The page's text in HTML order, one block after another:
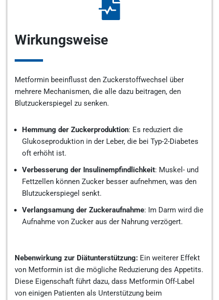
Wirkungsweise
Metformin beeinflusst den Zuckerstoffwechsel über
mehrere Mechanismen, die alle dazu beitragen, den
Blutzuckerspiegel zu senken.
Hemmung der Zuckerproduktion: Es reduziert die
Glukoseproduktion in der Leber, die bei Typ-2-Diabetes
oft erhöht ist.
Verbesserung der Insulinempfindlichkeit: Muskel- und
Fettzellen können Zucker besser aufnehmen, was den
Blutzuckerspiegel senkt.
Verlangsamung der Zuckeraufnahme: Im Darm wird die
Aufnahme von Zucker aus der Nahrung verzögert.
Nebenwirkung zur Diätunterstützung: Ein weiterer Effekt
von Metformin ist die mögliche Reduzierung des Appetits.
Diese Eigenschaft führt dazu, dass Metformin Off-Label
von einigen Patienten als Unterstützung beim